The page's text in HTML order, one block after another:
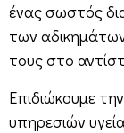
ένας σωστός
των
τους στο
Επιδιώκουμε
υπηρεσιών